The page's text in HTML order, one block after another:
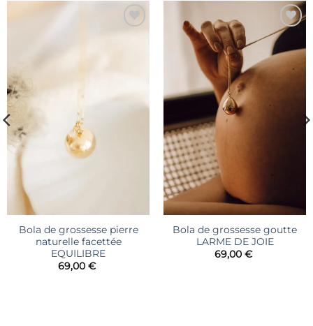
Bola de grossesse pierre
naturelle facettée
EQUILIBRE
69,00 €
Ajouter
à la liste
d’envies
Bola de grossesse goutte
LARME DE JOIE
69,00 €